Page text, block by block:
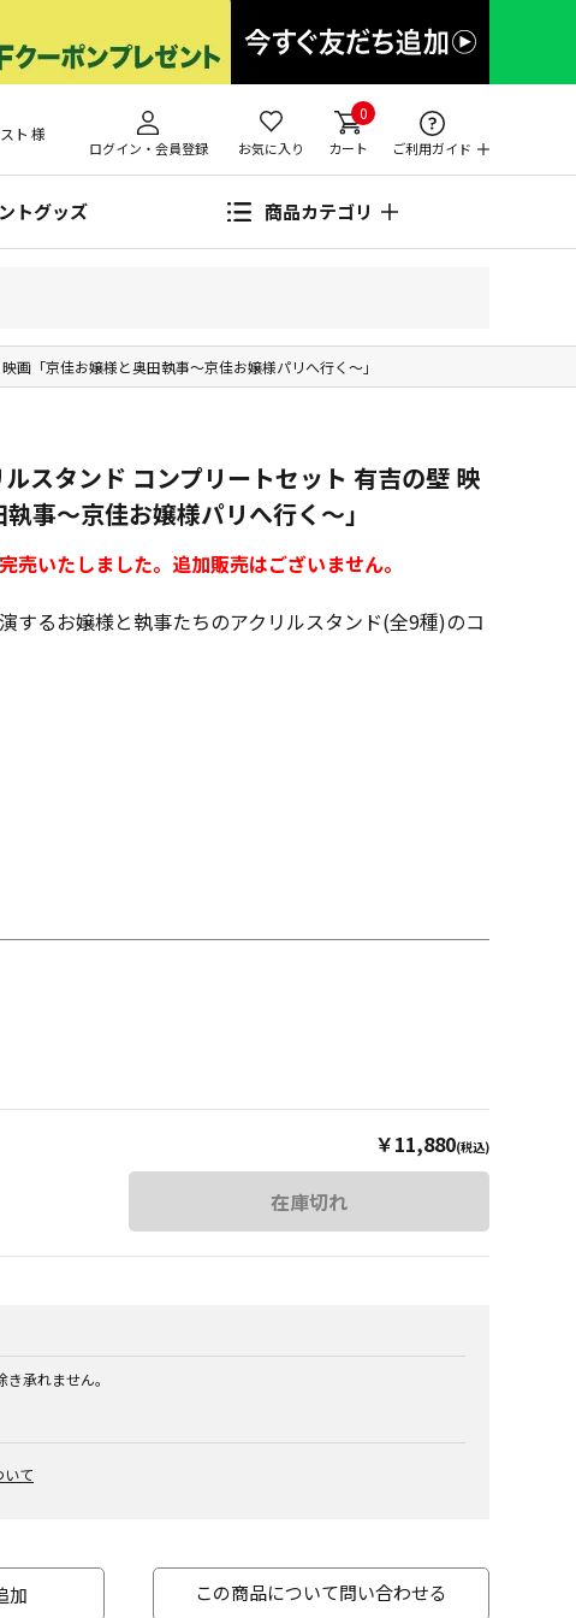
ト 様
ログイン・会員登録 お気に入り
0
カート ご利用ガイド
トグッズ 商品カテゴリ
画「京佳お嬢様と奥田執事～京佳お嬢様パリへ行く～」
スタンド コンプリートセット 有吉の壁 映
事～京佳お嬢様パリへ行く～」
売いたしました。追加販売はございません。
するお嬢様と執事たちのアクリルスタンド(全9種)のコ
￥11,880(税込)
在庫切れ
承れません。
いて
加 この商品について問い合わせる